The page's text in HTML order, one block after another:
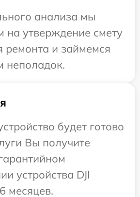
анализа мы
на утверждение смету
ремонта и займемся
неполадок.
будет готово
Вы получите
устройства DJI
месяцев.